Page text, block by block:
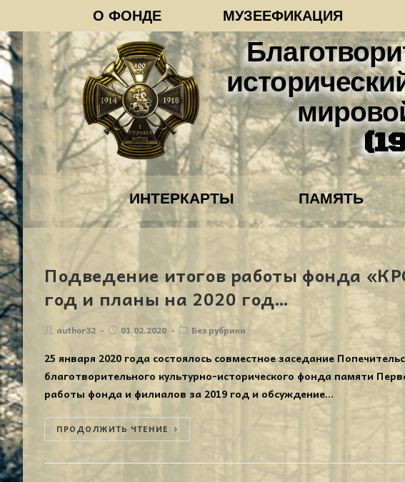
О ФОНДЕ МУЗЕЕФИКАЦИЯ
ИНТЕРКАРТЫ ПАМЯТЬ
Подведение итогов работы фонда
год и планы на 2020 год…
author32 01.02.2020 Без рубрики
25 января 2020 года состоялось совместное заседание
благотворительного культурно-исторического фонда памяти
работы фонда и филиалов за 2019 год и обсуждение…
ПРОДОЛЖИТЬ ЧТЕНИЕ